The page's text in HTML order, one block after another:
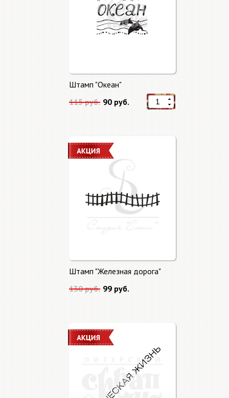
Штамп "Океан"
115 руб. 90 руб.
Штамп "Железная дорога"
130 руб. 99 руб.